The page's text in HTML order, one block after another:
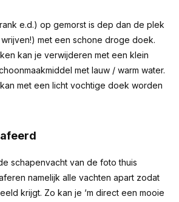
e.d.) op gemorst is dep dan de plek
met een schone droge doek.
kan je verwijderen met een klein
met lauw / warm water.
met een licht vochtige doek worden
schapenvacht van de foto thuis
namelijk alle vachten apart zodat
krijgt. Zo kan je ‘m direct een mooie